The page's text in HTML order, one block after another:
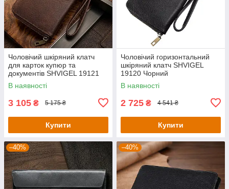
Чоловічий шкіряний клатч
для карток купюр та
документів SHVIGEL 19121
Коричневий
В наявності
3 105 ₴ 5 175 ₴
Купити
Чоловічий горизонтальний
шкіряний клатч SHVIGEL
19120 Чорний
В наявності
2 725 ₴ 4 541 ₴
Купити
–40% –40%